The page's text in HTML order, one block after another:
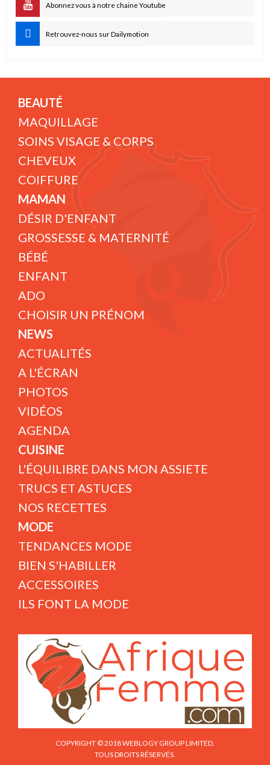
Abonnez vous à notre chaine Youtube
Retrouvez-nous sur Dailymotion
BEAUTÉ
MAQUILLAGE
SOINS VISAGE & CORPS
CHEVEUX
COIFFURE
MAMAN
DÉSIR D'ENFANT
GROSSESSE & MATERNITÉ
BÉBÉ
ENFANT
ADO
CHOISIR UN PRÉNOM
NEWS
ACTUALITÉS
A L'ÉCRAN
PHOTOS
VIDÉOS
AGENDA
CUISINE
L'ÉQUILIBRE DANS MON ASSIETE
TRUCS ET ASTUCES
NOS RECETTES
MODE
TENDANCES MODE
BIEN S'HABILLER
ACCESSOIRES
ILS FONT LA MODE
COPYRIGHT © 2018 WEBLOGY GROUP LIMITED.
TOUS DROITS RÉSERVÉS.